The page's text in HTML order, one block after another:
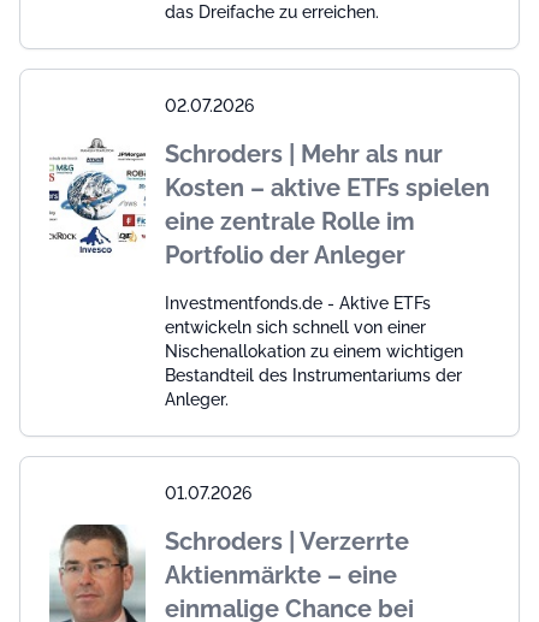
das Dreifache zu erreichen.
02.07.2026
Schroders | Mehr als nur
Kosten – aktive ETFs spielen
eine zentrale Rolle im
Portfolio der Anleger
Investmentfonds.de - Aktive ETFs
entwickeln sich schnell von einer
Nischenallokation zu einem wichtigen
Bestandteil des Instrumentariums der
Anleger.
01.07.2026
Schroders | Verzerrte
Aktienmärkte – eine
einmalige Chance bei